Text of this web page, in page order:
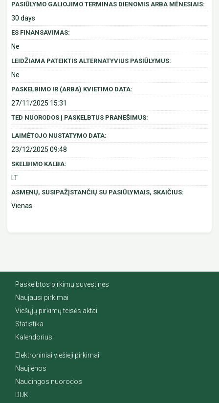
PASIŪLYMO GALIOJIMO TERMINAS DIENOMIS ARBA MĖNESIAIS:
30 days
ES FINANSAVIMAS:
Ne
LEIDŽIAMA PATEIKTIS ALTERNATYVIUS PASIŪLYMUS:
Ne
PASKELBIMO IR (ARBA) KVIETIMO DATA:
27/11/2025 15:31
TED NUORODOS Į PASKELBTUS PRANEŠIMUS:
LAIMĖTOJO NUSTATYMO DATA:
23/12/2025 09:48
SKELBIMO KALBA:
LT
ASMENŲ, SUSIPAŽĮSTANČIŲ SU PASIŪLYMAIS, SKAIČIUS:
Vienas
Paskelbtos pirkimų suvestinės
Naujausi pirkimai
Viešųjų pirkimų teisės aktai
Statistika
Kalendorius
Elektroniniai viešieji pirkimai
Naujienos
Naudingos nuorodos
DUK